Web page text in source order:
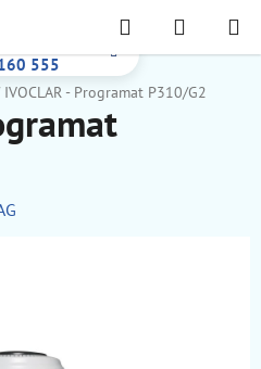
555
Hľadať
KOŠÍK
IVOCLAR - Programat P310/G2